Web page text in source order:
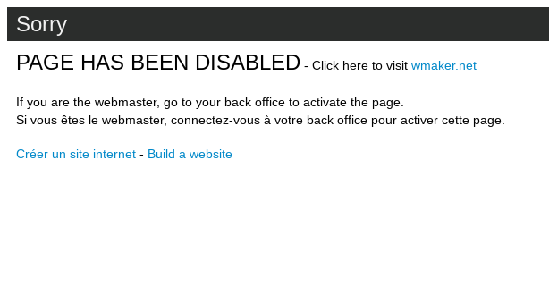
Sorry
PAGE HAS BEEN DISABLED - Click here to visit wmaker.net
If you are the webmaster, go to your back office to activate the page.
Si vous êtes le webmaster, connectez-vous à votre back office pour activer cette page.
Créer un site internet - Build a website